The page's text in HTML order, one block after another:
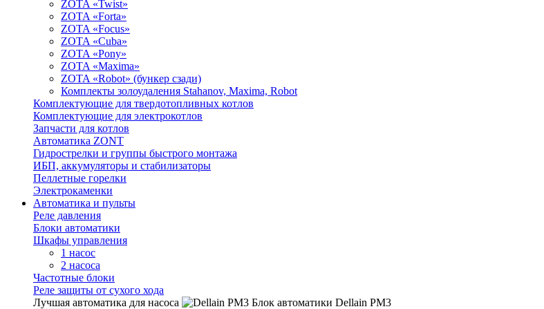
ZOTA «Twist»
ZOTA «Forta»
ZOTA «Focus»
ZOTA «Cuba»
ZOTA «Pony»
ZOTA «Maxima»
ZOTA «Robot» (бункер сзади)
Комплекты золоудаления Stahanov, Maxima, Robot
Комплектующие для твердотопливных котлов
Комплектующие для электрокотлов
Запчасти для котлов
Автоматика ZONT
Гидрострелки и группы быстрого монтажа
ИБП, аккумуляторы и стабилизаторы
Пеллетные горелки
Электрокаменки
Автоматика и пульты
Реле давления
Блоки автоматики
Шкафы управления
1 насос
2 насоса
Частотные блоки
Реле защиты от сухого хода
Лучшая автоматика для насоса
Блок автоматики Dellain PM3